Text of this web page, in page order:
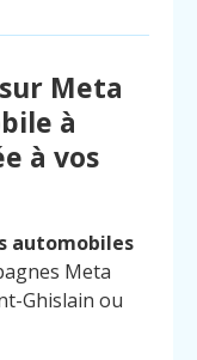
Meta
à
à vos
automobiles
Meta
Ghislain ou